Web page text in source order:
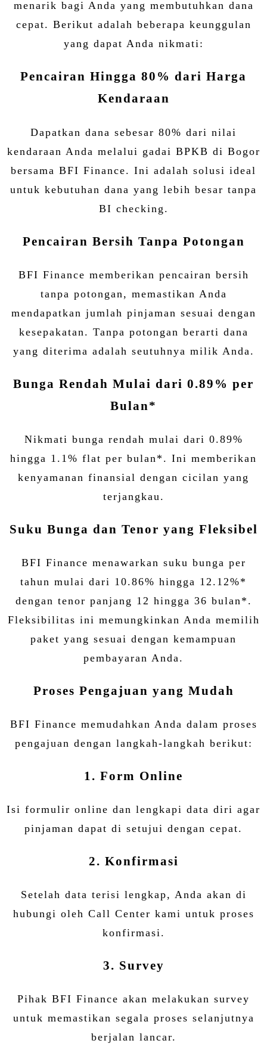
menarik bagi Anda yang membutuhkan dana
cepat. Berikut adalah beberapa keunggulan
yang dapat Anda nikmati:
Pencairan Hingga 80% dari Harga
Kendaraan
Dapatkan dana sebesar 80% dari nilai
kendaraan Anda melalui gadai BPKB di Bogor
bersama BFI Finance. Ini adalah solusi ideal
untuk kebutuhan dana yang lebih besar tanpa
BI checking.
Pencairan Bersih Tanpa Potongan
BFI Finance memberikan pencairan bersih
tanpa potongan, memastikan Anda
mendapatkan jumlah pinjaman sesuai dengan
kesepakatan. Tanpa potongan berarti dana
yang diterima adalah seutuhnya milik Anda.
Bunga Rendah Mulai dari 0.89% per
Bulan*
Nikmati bunga rendah mulai dari 0.89%
hingga 1.1% flat per bulan*. Ini memberikan
kenyamanan finansial dengan cicilan yang
terjangkau.
Suku Bunga dan Tenor yang Fleksibel
BFI Finance menawarkan suku bunga per
tahun mulai dari 10.86% hingga 12.12%*
dengan tenor panjang 12 hingga 36 bulan*.
Fleksibilitas ini memungkinkan Anda memilih
paket yang sesuai dengan kemampuan
pembayaran Anda.
Proses Pengajuan yang Mudah
BFI Finance memudahkan Anda dalam proses
pengajuan dengan langkah-langkah berikut:
1. Form Online
Isi formulir online dan lengkapi data diri agar
pinjaman dapat di setujui dengan cepat.
2. Konfirmasi
Setelah data terisi lengkap, Anda akan di
hubungi oleh Call Center kami untuk proses
konfirmasi.
3. Survey
Pihak BFI Finance akan melakukan survey
untuk memastikan segala proses selanjutnya
berjalan lancar.